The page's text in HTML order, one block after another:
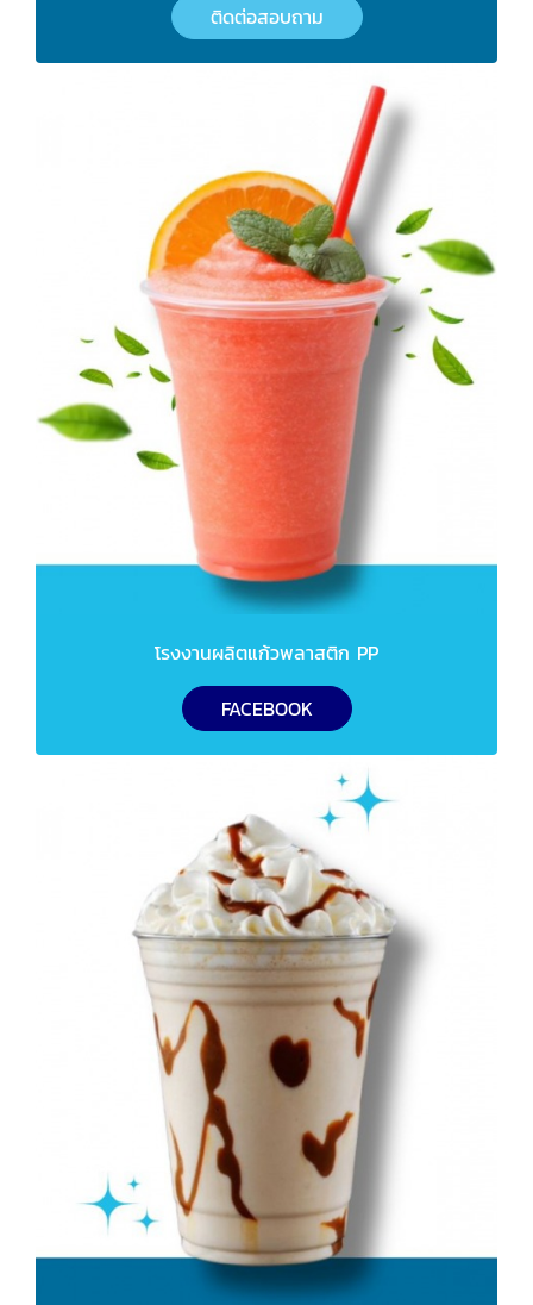
ติดต่อสอบถาม
โรงงานผลิตแก้วพลาสติก PP
FACEBOOK